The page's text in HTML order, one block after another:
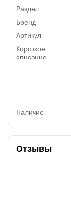
Раздел
Бренд
Артикул
Короткое
описание
Наличие
Отзывы